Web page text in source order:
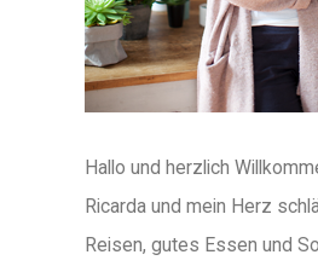
Hallo und herzlich
Ricarda und mein Herz
Reisen, gutes Essen und